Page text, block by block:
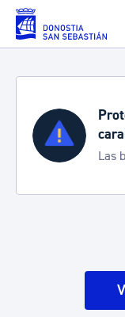
Saltar al contenido
Las